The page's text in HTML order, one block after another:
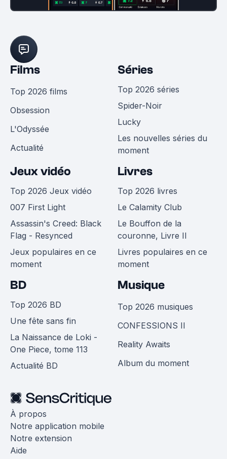
Films
Top 2026 films
Obsession
L'Odyssée
Actualité
Séries
Top 2026 séries
Spider-Noir
Lucky
Les nouvelles séries du
moment
Jeux vidéo
Top 2026 Jeux vidéo
007 First Light
Assassin's Creed: Black
Flag - Resynced
Jeux populaires en ce
moment
Livres
Top 2026 livres
Le Calamity Club
Le Bouffon de la
couronne, Livre II
Livres populaires en ce
moment
BD
Top 2026 BD
Une fête sans fin
La Naissance de Loki -
One Piece, tome 113
Actualité BD
Musique
Top 2026 musiques
CONFESSIONS II
Reality Awaits
Album du moment
À propos
Notre application mobile
Notre extension
Aide